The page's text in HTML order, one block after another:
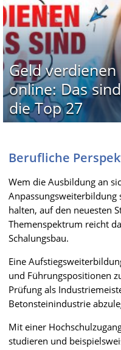
Geld verdienen
online: Das sind
die Top 27
Berufliche
Wem die Ausbildung an
Anpassungsweiterbildung
halten, auf den neuesten
Themenspektrum reicht
Schalungsbau.
Eine
und Führungspositionen
Prüfung als
Betonsteinindustrie
Mit einer
studieren und